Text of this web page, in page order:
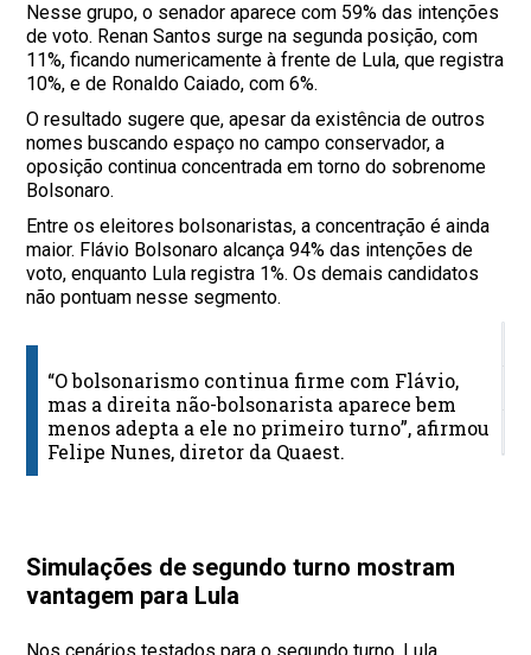
Nesse grupo, o senador aparece com 59% das intenções
de voto. Renan Santos surge na segunda posição, com
11%, ficando numericamente à frente de Lula, que registra
10%, e de Ronaldo Caiado, com 6%.
O resultado sugere que, apesar da existência de outros
nomes buscando espaço no campo conservador, a
oposição continua concentrada em torno do sobrenome
Bolsonaro.
Entre os eleitores bolsonaristas, a concentração é ainda
maior. Flávio Bolsonaro alcança 94% das intenções de
voto, enquanto Lula registra 1%. Os demais candidatos
não pontuam nesse segmento.
“O bolsonarismo continua firme com Flávio,
mas a direita não-bolsonarista aparece bem
menos adepta a ele no primeiro turno”, afirmou
Felipe Nunes, diretor da Quaest.
Simulações de segundo turno mostram
vantagem para Lula